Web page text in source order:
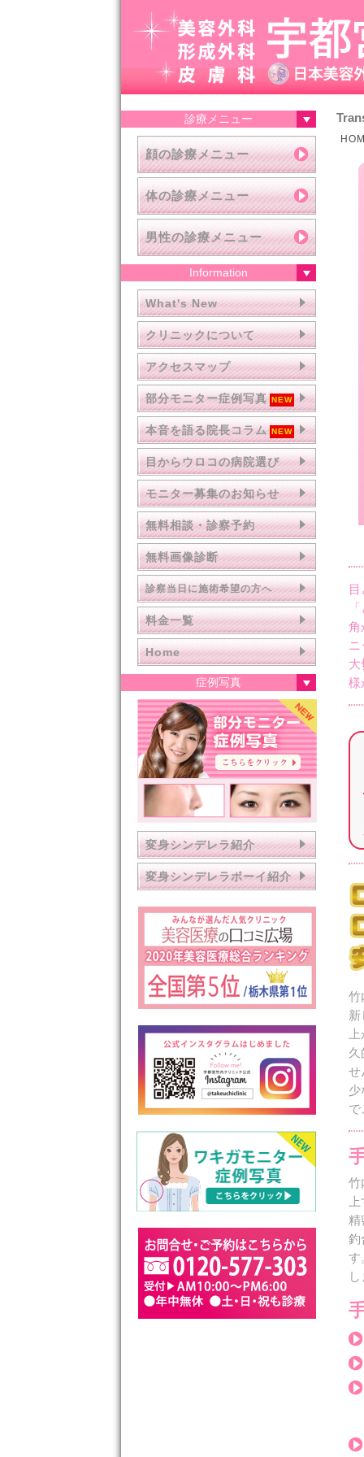
診療メニュー
顔の診療メニュー
体の診療メニュー
男性の診療メニュー
Information
What's New
クリニックについて
アクセスマップ
部分モニター症例写真
本音を語る院長コラム
目からウロコの病院選び
モニター募集のお知らせ
無料相談・診察予約
無料画像診断
診察当日に施術希望の方へ
料金一覧
Home
症例写真
変身シンデレラ紹介
変身シンデレラボーイ紹介
角
大
様
竹
新
久
せ
少
で
竹
精
釣
す